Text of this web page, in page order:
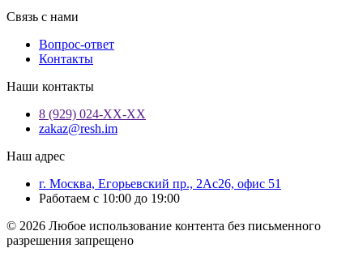
Связь с нами
Вопрос-ответ
Контакты
Наши контакты
8 (929) 024-ХХ-ХХ
zakaz@resh.im
Наш адрес
г. Москва, Егорьевский пр., 2Ас26, офис 51
Работаем с 10:00 до 19:00
© 2026 Любое использование контента без письменного
разрешения запрещено